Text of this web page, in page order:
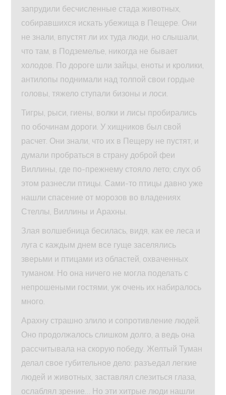
запрудили бесчисленные стада животных,
собиравшихся искать убежища в Пещере. Они
не знали, впустят ли их туда люди, но слышали,
что там, в Подземелье, никогда не бывает
холодов. По дороге шли зайцы, еноты и кролики,
антилопы поднимали над толпой свои гордые
головы, тяжело ступали бизоны и лоси.
Тигры, рыси, гиены, волки и лисы пробирались
по обочинам дороги. У хищников был свой
расчет. Они знали, что их в Пещеру не пустят, и
думали пробраться в страну доброй феи
Виллины, где по-прежнему стояло лето; слух об
этом разнесли птицы. Сами-то птицы давно уже
нашли спасение от морозов во владениях
Стеллы, Виллины и Арахны.
Злая волшебница бесилась, видя, как ее леса и
луга с каждым днем все гуще заселялись
зверьми и птицами из областей, охваченных
туманом. Но она ничего не могла поделать с
непрошеными гостями, уж очень их набиралось
много.
Арахну страшно злило и сопротивление людей.
Оно продолжалось слишком долго, а ведь она
рассчитывала на скорую победу. Желтый Туман
делал свое губительное дело: разъедал легкие
людей и животных, заставлял слезиться глаза,
ослаблял зрение… Но эти хитрые люди нашли